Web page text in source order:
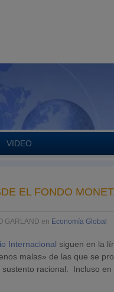
VIDEO
EL FONDO
GARLAND en Economía Global
Internacional siguen en la
malas» de las que se
racional. Incluso